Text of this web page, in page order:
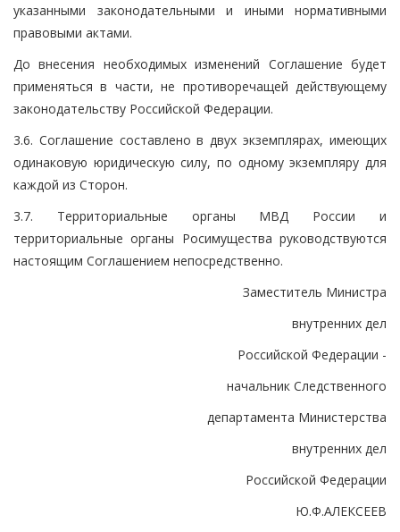
указанными законодательными и иными нормативными
правовыми актами.
До внесения необходимых изменений Соглашение будет
применяться в части, не противоречащей действующему
законодательству Российской Федерации.
3.6. Соглашение составлено в двух экземплярах, имеющих
одинаковую юридическую силу, по одному экземпляру для
каждой из Сторон.
3.7. Территориальные органы МВД России и
территориальные органы Росимущества руководствуются
настоящим Соглашением непосредственно.
Заместитель Министра
внутренних дел
Российской Федерации -
начальник Следственного
департамента Министерства
внутренних дел
Российской Федерации
Ю.Ф.АЛЕКСЕЕВ